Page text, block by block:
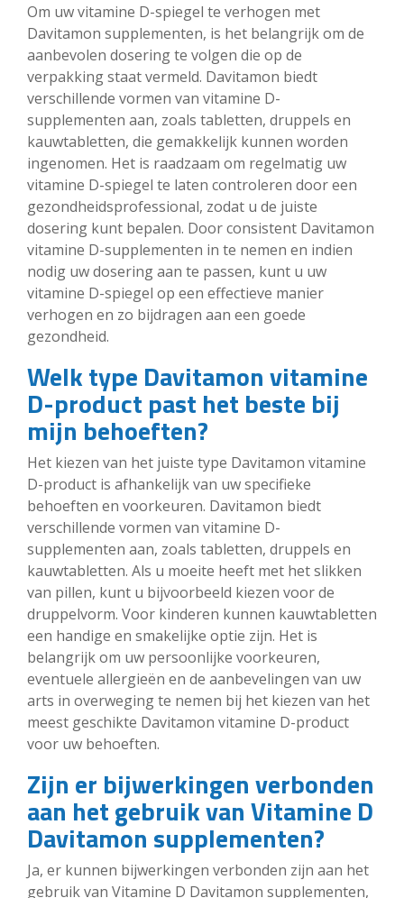
Om uw vitamine D-spiegel te verhogen met
Davitamon supplementen, is het belangrijk om de
aanbevolen dosering te volgen die op de
verpakking staat vermeld. Davitamon biedt
verschillende vormen van vitamine D-
supplementen aan, zoals tabletten, druppels en
kauwtabletten, die gemakkelijk kunnen worden
ingenomen. Het is raadzaam om regelmatig uw
vitamine D-spiegel te laten controleren door een
gezondheidsprofessional, zodat u de juiste
dosering kunt bepalen. Door consistent Davitamon
vitamine D-supplementen in te nemen en indien
nodig uw dosering aan te passen, kunt u uw
vitamine D-spiegel op een effectieve manier
verhogen en zo bijdragen aan een goede
gezondheid.
Welk type Davitamon vitamine
D-product past het beste bij
mijn behoeften?
Het kiezen van het juiste type Davitamon vitamine
D-product is afhankelijk van uw specifieke
behoeften en voorkeuren. Davitamon biedt
verschillende vormen van vitamine D-
supplementen aan, zoals tabletten, druppels en
kauwtabletten. Als u moeite heeft met het slikken
van pillen, kunt u bijvoorbeeld kiezen voor de
druppelvorm. Voor kinderen kunnen kauwtabletten
een handige en smakelijke optie zijn. Het is
belangrijk om uw persoonlijke voorkeuren,
eventuele allergieën en de aanbevelingen van uw
arts in overweging te nemen bij het kiezen van het
meest geschikte Davitamon vitamine D-product
voor uw behoeften.
Zijn er bijwerkingen verbonden
aan het gebruik van Vitamine D
Davitamon supplementen?
Ja, er kunnen bijwerkingen verbonden zijn aan het
gebruik van Vitamine D Davitamon supplementen,